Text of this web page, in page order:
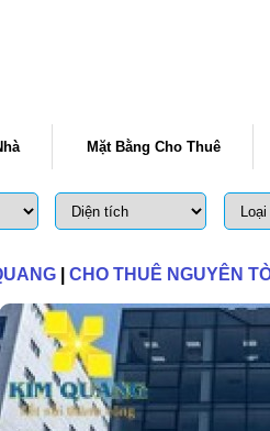
|CHO THUÊ NGUYÊN
Mặt Bằng Cho Thuê